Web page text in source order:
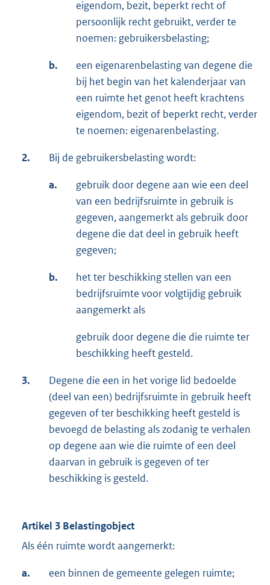
eigendom, bezit, beperkt recht of
persoonlijk recht gebruikt, verder te
noemen: gebruikersbelasting;
b.
een eigenarenbelasting van degene die
bij het begin van het kalenderjaar van
een ruimte het genot heeft krachtens
eigendom, bezit of beperkt recht, verder
te noemen: eigenarenbelasting.
2. Bij de gebruikersbelasting wordt:
a.
gebruik door degene aan wie een deel
van een bedrijfsruimte in gebruik is
gegeven, aangemerkt als gebruik door
degene die dat deel in gebruik heeft
gegeven;
b.
het ter beschikking stellen van een
bedrijfsruimte voor volgtijdig gebruik
aangemerkt als
gebruik door degene die die ruimte ter
beschikking heeft gesteld.
3.
Degene die een in het vorige lid bedoelde
(deel van een) bedrijfsruimte in gebruik heeft
gegeven of ter beschikking heeft gesteld is
bevoegd de belasting als zodanig te verhalen
op degene aan wie die ruimte of een deel
daarvan in gebruik is gegeven of ter
beschikking is gesteld.
Artikel 3 Belastingobject
Als één ruimte wordt aangemerkt:
a. een binnen de gemeente gelegen ruimte;